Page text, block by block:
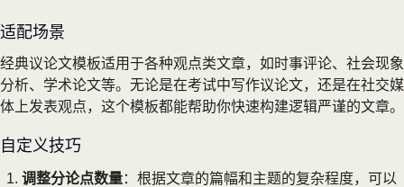
适配场景
经典议论文模板适用于各种观点类文章，如时事评论、社会现象
分析、学术论文等。无论是在考试中写作议论文，还是在社交媒
体上发表观点，这个模板都能帮助你快速构建逻辑严谨的文章。
自定义技巧
调整分论点数量：根据文章的篇幅和主题的复杂程度，可以